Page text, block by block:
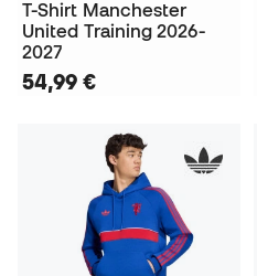
T-Shirt Manchester
United Training 2026-
2027
54,99 €